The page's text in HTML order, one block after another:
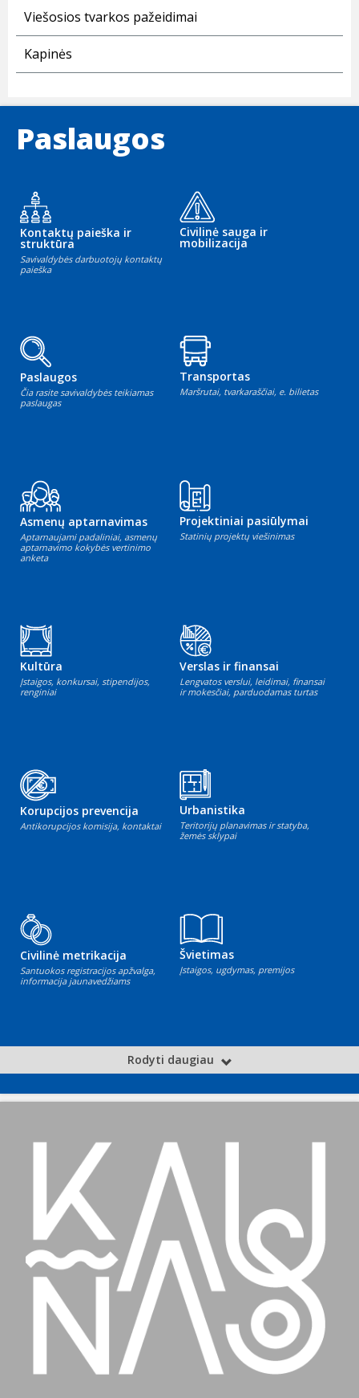
Viešosios tvarkos pažeidimai
Kapinės
Paslaugos
Kontaktų paieška ir
struktūra
Savivaldybės darbuotojų kontaktų
paieška
Civilinė sauga ir
mobilizacija
Paslaugos
Čia rasite savivaldybės teikiamas
paslaugas
Transportas
Maršrutai, tvarkaraščiai, e. bilietas
Asmenų aptarnavimas
Aptarnaujami padaliniai, asmenų
aptarnavimo kokybės vertinimo
anketa
Projektiniai pasiūlymai
Statinių projektų viešinimas
Kultūra
Įstaigos, konkursai, stipendijos,
renginiai
Verslas ir finansai
Lengvatos verslui, leidimai, finansai
ir mokesčiai, parduodamas turtas
Korupcijos prevencija
Antikorupcijos komisija, kontaktai
Urbanistika
Teritorijų planavimas ir statyba,
žemės sklypai
Civilinė metrikacija
Santuokos registracijos apžvalga,
informacija jaunavedžiams
Švietimas
Įstaigos, ugdymas, premijos
Rodyti daugiau